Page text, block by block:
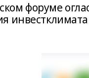
форуме